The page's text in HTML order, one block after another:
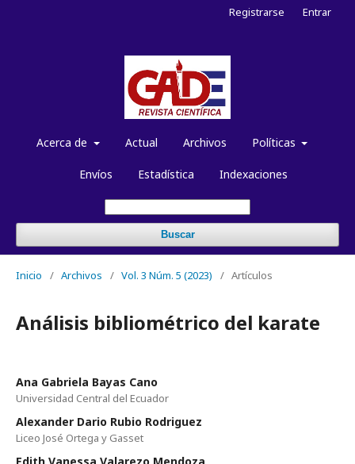
Acerca de Actual Archivos Políticas
Envíos Estadística Indexaciones
Buscar
Registrarse Entrar
Inicio / Archivos / Vol. 3 Núm. 5 (2023) / Artículos
Análisis bibliométrico del karate
Ana Gabriela Bayas Cano
Universidad Central del Ecuador
Alexander Dario Rubio Rodriguez
Liceo José Ortega y Gasset